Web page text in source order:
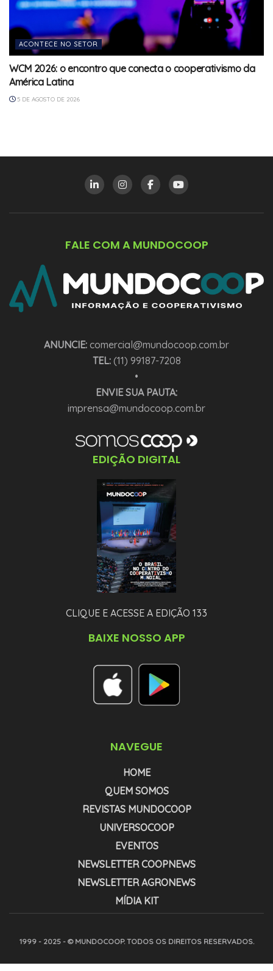
ACONTECE NO SETOR
WCM 2026: o encontro que conecta o cooperativismo da
América Latina
5 DE AGOSTO DE 2026
FALE COM A MUNDOCOOP
ANUNCIE: comercial@mundocoop.com.br
TEL:(11) 99187-7208
•
ENVIE SUA PAUTA:
imprensa@mundocoop.com.br
EDIÇÃO DIGITAL
CLIQUE E ACESSE A EDIÇÃO 133
BAIXE NOSSO APP
NAVEGUE
HOME
QUEM SOMOS
REVISTAS MUNDOCOOP
UNIVERSOCOOP
EVENTOS
NEWSLETTER COOPNEWS
NEWSLETTER AGRONEWS
MÍDIA KIT
1999 - 2025 - © MUNDOCOOP. TODOS OS DIREITOS RESERVADOS.